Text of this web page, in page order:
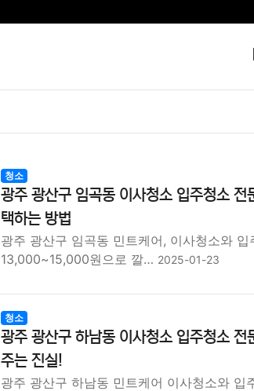
청소
광주 광산구 임곡동 이사청소 입주청소
택하는 방법
광주 광산구 임곡동 민트케어, 이사청소와
13,000~15,000원으로 깔… 2025-01-23
청소
광주 광산구 하남동 이사청소 입주청소
주는 진실!
광주 광산구 하남동 민트케어 이사청소와 입